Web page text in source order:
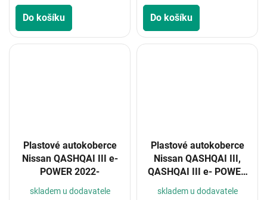
Do košíku Do košíku
Plastové autokoberce
Nissan QASHQAI III e-
POWER 2022-
skladem u dodavatele
Plastové autokoberce
Nissan QASHQAI III,
QASHQAI III e- POWER
skladem u dodavatele